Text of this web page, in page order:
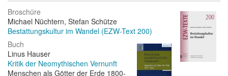
Broschüre
Michael Nüchtern, Stefan Schütze
Bestattungskultur im Wandel (EZW-Text 200)
Buch
Linus Hauser
Kritik der Neomythischen Vernunft
Menschen als Götter der Erde 1800-